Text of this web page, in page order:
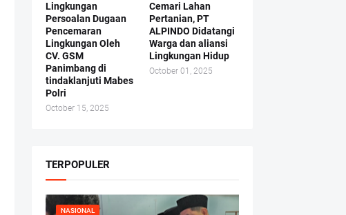
Lingkungan
Persoalan Dugaan
Pencemaran
Lingkungan Oleh
CV. GSM
Panimbang di
tindaklanjuti Mabes
Polri
October 15, 2025
Cemari Lahan
Pertanian, PT
ALPINDO Didatangi
Warga dan aliansi
Lingkungan Hidup
October 01, 2025
TERPOPULER
NASIONAL